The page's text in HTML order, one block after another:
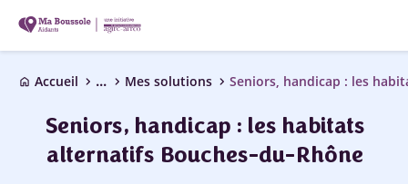
home Accueil chevron_right ... chevron_right Mes solutions chevron_right Seniors, handicap : les
Seniors, handicap : les habitats
alternatifs Bouches-du-Rhône